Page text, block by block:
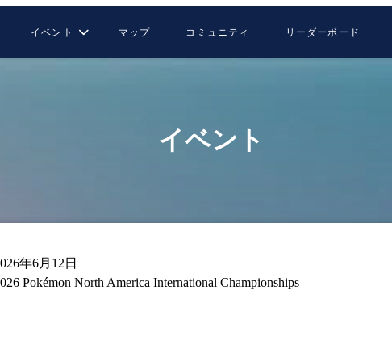
イベント マップ コミュニティ リーダーボード
イベント
年6月12日
Pokémon North America International Championships